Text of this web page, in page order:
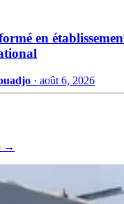
en
· août 6, 2026
→